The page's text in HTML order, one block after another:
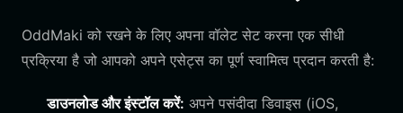
OddMaki को रखने के लिए अपना वॉलेट सेट करना एक सीधी
प्रक्रिया है जो आपको अपने एसेट्स का पूर्ण स्वामित्व प्रदान करती है:
डाउनलोड और इंस्टॉल करें: अपने पसंदीदा डिवाइस (iOS,